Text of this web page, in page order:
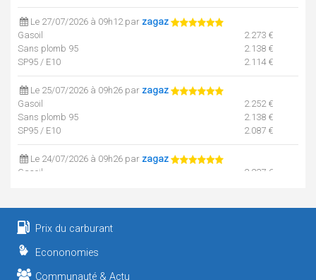
Le 27/07/2026 à 09h12 par zagaz
Gasoil
2.273 €
Sans plomb 95
2.138 €
SP95 / E10
2.114 €
Le 25/07/2026 à 09h26 par zagaz
Gasoil
2.252 €
Sans plomb 95
2.138 €
SP95 / E10
2.087 €
Le 24/07/2026 à 09h26 par zagaz
Gasoil
2.237 €
Le 22/07/2026 à 09h39 par
Sans plomb 95
SP95 / E10
Prix du carburant
Econonomies
Communauté & Actu